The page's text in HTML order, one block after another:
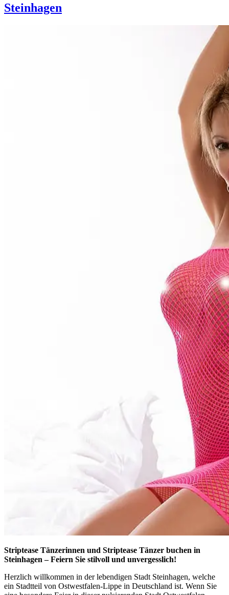
Steinhagen
Striptease Tänzerinnen und Striptease Tänzer buchen in
Steinhagen – Feiern Sie stilvoll und unvergesslich!
Herzlich willkommen in der lebendigen Stadt Steinhagen, welche
ein Stadtteil von Ostwestfalen-Lippe in Deutschland ist. Wenn Sie